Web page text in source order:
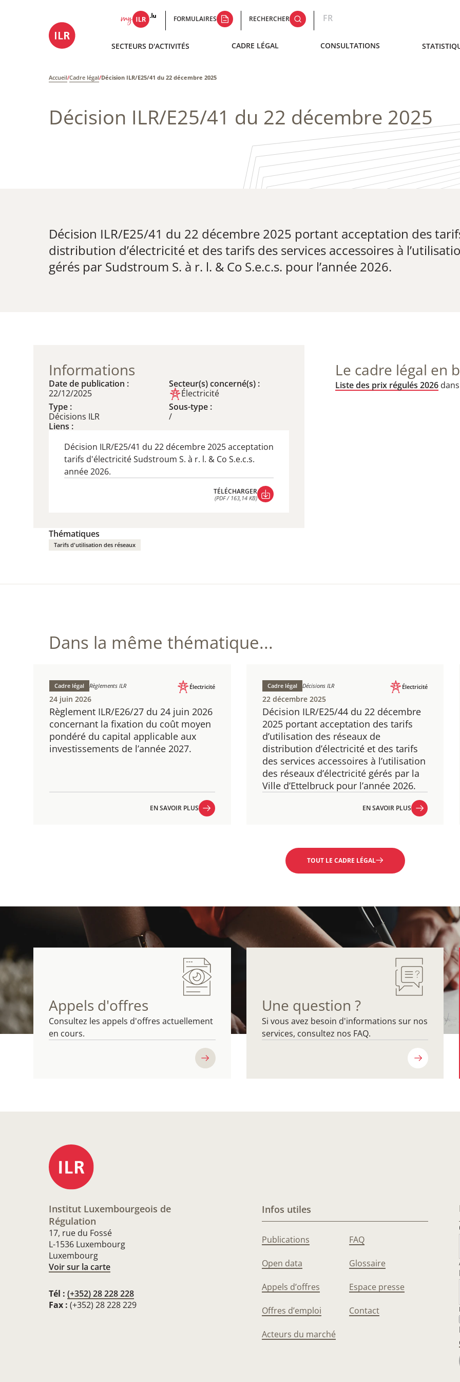
FORMULAIRES RECHERCHER FR
SECTEURS D'ACTIVITÉS CADRE LÉGAL CONSULTATIONS
Accueil/Cadre légal/Décision ILR/E25/41 du 22 décembre 2025
Décision ILR/E25/41 du 22 décembre 2025
Décision ILR/E25/41 du 22 décembre 2025 portant acceptation des
distribution d’électricité et des tarifs des services accessoires à
gérés par Sudstroum S. à r. l. & Co S.e.c.s. pour l’année 2026.
Informations
Date de publication :
22/12/2025
Secteur(s) concerné(s) :
Électricité
Type :
Décisions ILR
Sous-type :
/
Liens :
Décision ILR/E25/41 du 22 décembre 2025 acceptation
tarifs d'électricité Sudstroum S. à r. l. & Co S.e.c.s.
année 2026.
TÉLÉCHARGER
(PDF / 163,14 KB)
Thématiques
Tarifs d'utilisation des réseaux
Le cadre légal en
Liste des prix régulés 2026
Dans la même thématique...
Règlement ILR/E26/27 du 24 juin 2026
concernant la fixation du coût moyen
pondéré du capital applicable aux
investissements de l’année 2027.
Cadre légal Règlements ILR Électricité
24 juin 2026
EN SAVOIR PLUS
Décision ILR/E25/44 du 22 décembre
2025 portant acceptation des tarifs
d’utilisation des réseaux de
distribution d’électricité et des tarifs
des services accessoires à l’utilisation
des réseaux d’électricité gérés par la
Ville d’Ettelbruck pour l’année 2026.
Cadre légal Décisions ILR Électricité
22 décembre 2025
EN SAVOIR PLUS
TOUT LE CADRE LÉGAL
Appels d'offres
Consultez les appels d'offres actuellement
en cours.
Une question ?
Si vous avez besoin d'informations sur nos
services, consultez nos FAQ.
Institut Luxembourgeois de
Régulation
17, rue du Fossé
L-1536 Luxembourg
Luxembourg
Voir sur la carte
Tél : (+352) 28 228 228
Fax : (+352) 28 228 229
Infos utiles
Publications
Open data
Appels d’offres
Offres d’emploi
Acteurs du marché
FAQ
Glossaire
Espace presse
Contact